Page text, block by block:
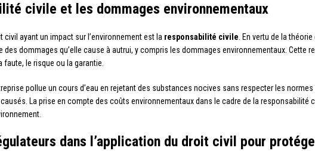
civile et les dommages environnementaux
civil ayant un impact sur l’environnement est la responsabilité civile . En vertu de la
des dommages qu’elle cause à autrui, y compris les dommages environnementaux. Cette
le risque ou la garantie.
pollue un cours d’eau en rejetant des substances nocives sans respecter les
La prise en compte des coûts environnementaux dans le cadre de la
dans l’application du droit civil pour